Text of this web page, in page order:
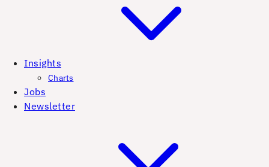
Insights
Charts
Jobs
Newsletter